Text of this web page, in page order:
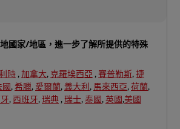
國家/地區，進一步了解所提供的特殊
時 ,加拿大, 克羅埃西亞 ,賽普勒斯,捷
國,希臘, 愛爾蘭,義大利 , 馬來西亞,荷蘭,
,西班牙,瑞典 ,瑞士,泰國,英國,美國